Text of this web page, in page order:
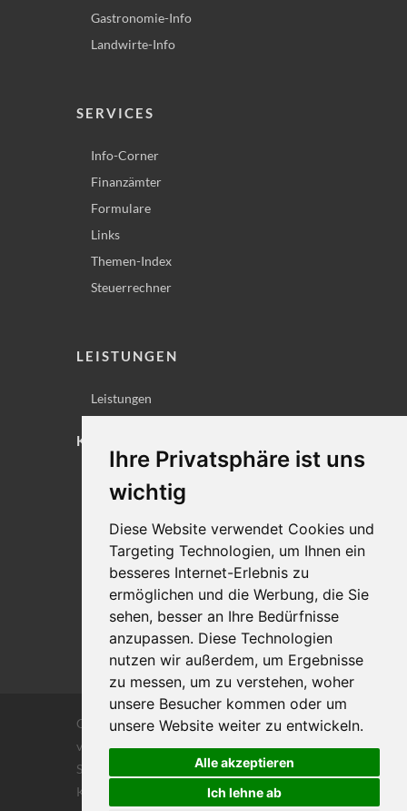
Ihre Privatsphäre ist uns
wichtig
Diese Website verwendet Cookies und
Targeting Technologien, um Ihnen ein
besseres Internet-Erlebnis zu
ermöglichen und die Werbung, die Sie
sehen, besser an Ihre Bedürfnisse
anzupassen. Diese Technologien
nutzen wir außerdem, um Ergebnisse
zu messen, um zu verstehen, woher
unsere Besucher kommen oder um
unsere Website weiter zu entwickeln.
Alle akzeptieren
Ich lehne ab
Gastronomie-Info
Landwirte-Info
SERVICES
Info-Corner
Finanzämter
Formulare
Links
Themen-Index
Steuerrechner
LEISTUNGEN
Leistungen
KONTAKT
Lageplan
Datenschutz
Cookie-Einstellungen
Copyrights © 2026 Alle Rechte vorbehalten
von DILIGENTIA Wirtschaftsprüfung- und
Steuerberatungsgesellschaft m.b. H. und Co
KG